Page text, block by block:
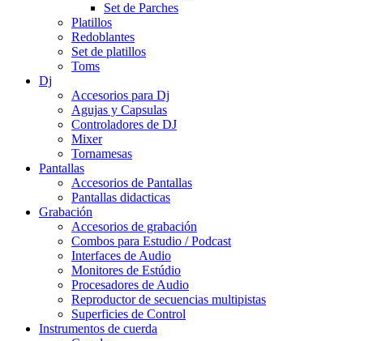
Set de Parches
Platillos
Redoblantes
Set de platillos
Toms
Dj
Accesorios para Dj
Agujas y Capsulas
Controladores de DJ
Mixer
Tornamesas
Pantallas
Accesorios de Pantallas
Pantallas didacticas
Grabación
Accesorios de grabación
Combos para Estudio / Podcast
Interfaces de Audio
Monitores de Estúdio
Procesadores de Audio
Reproductor de secuencias multipistas
Superficies de Control
Instrumentos de cuerda